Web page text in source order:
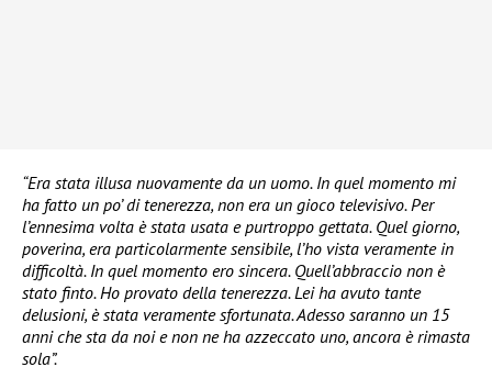
“Era stata illusa nuovamente da un uomo. In quel momento mi
ha fatto un po’ di tenerezza, non era un gioco televisivo. Per
l’ennesima volta è stata usata e purtroppo gettata. Quel giorno,
poverina, era particolarmente sensibile, l’ho vista veramente in
difficoltà. In quel momento ero sincera. Quell’abbraccio non è
stato finto. Ho provato della tenerezza. Lei ha avuto tante
delusioni, è stata veramente sfortunata. Adesso saranno un 15
anni che sta da noi e non ne ha azzeccato uno, ancora è rimasta
sola”.